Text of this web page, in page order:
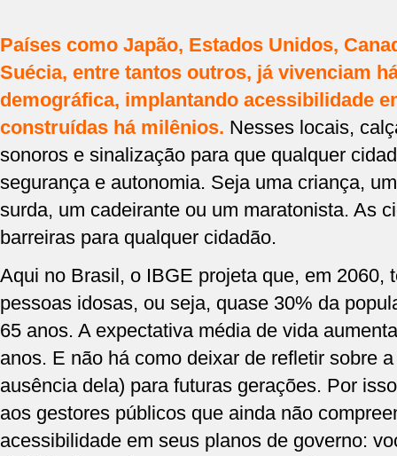
Países como Japão, Estados Unidos,
Suécia, entre tantos outros, já vivenciam
demográfica, implantando acessibilidade
construídas há milênios. Nesses locais,
sonoros e sinalização para que qualquer
segurança e autonomia. Seja uma criança,
surda, um cadeirante ou um maratonista. As
barreiras para qualquer cidadão.
Aqui no Brasil, o IBGE projeta que, em 2060,
pessoas idosas, ou seja, quase 30% da
65 anos. A expectativa média de vida
anos. E não há como deixar de refletir sobre
ausência dela) para futuras gerações. Por
aos gestores públicos que ainda não
acessibilidade em seus planos de governo: